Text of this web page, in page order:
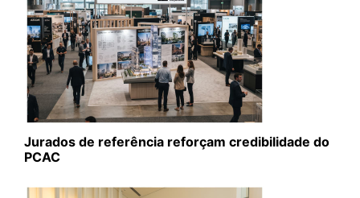
Jurados de referência reforçam credibilidade do
PCAC